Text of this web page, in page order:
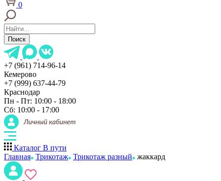
0
Поиск
+7 (961) 714-96-14
Кемерово
+7 (999) 637-44-79
Краснодар
Пн - Пт: 10:00 - 18:00
Сб: 10:00 - 17:00
Каталог В пути
Главная Трикотаж Трикотаж разный жаккард